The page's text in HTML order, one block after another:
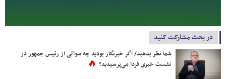
در بحث مشارکت کنید
شما نظر بدهید/ اگر خبرنگار بودید چه سوالی از رئیس جمهور در
نشست خبری فردا می‌پرسیدید؟